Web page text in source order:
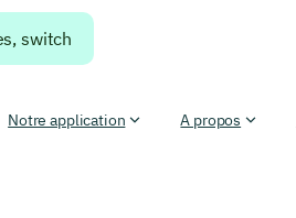
switch
Notre application A propos